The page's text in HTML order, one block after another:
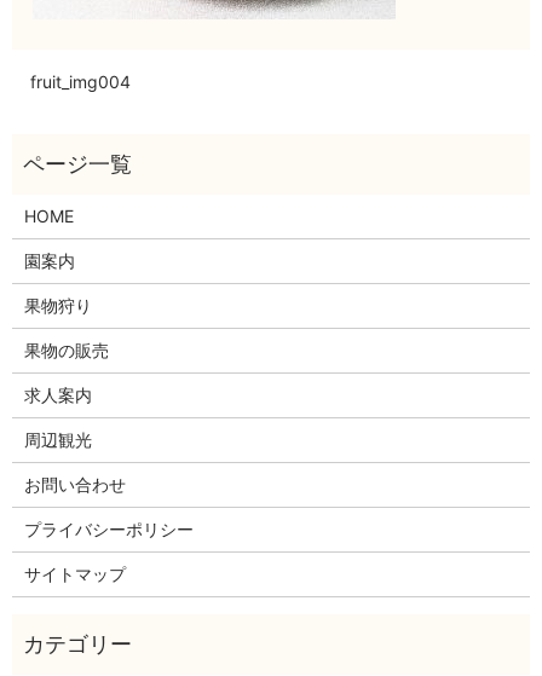
fruit_img004
HOME
園案内
果物狩り
果物の販売
求人案内
周辺観光
お問い合わせ
プライバシーポリシー
サイトマップ